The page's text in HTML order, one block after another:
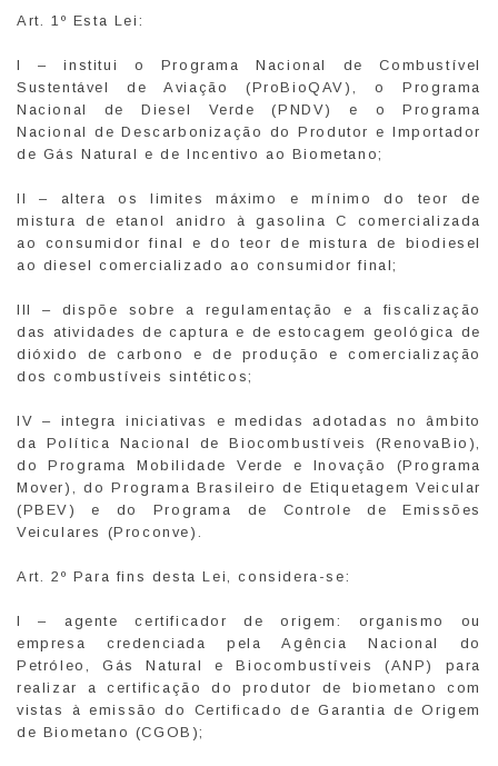
Art. 1º Esta Lei:
I – institui o Programa Nacional de Combustível
Sustentável de Aviação (ProBioQAV), o Programa
Nacional de Diesel Verde (PNDV) e o Programa
Nacional de Descarbonização do Produtor e Importador
de Gás Natural e de Incentivo ao Biometano;
II – altera os limites máximo e mínimo do teor de
mistura de etanol anidro à gasolina C comercializada
ao consumidor final e do teor de mistura de biodiesel
ao diesel comercializado ao consumidor final;
III – dispõe sobre a regulamentação e a fiscalização
das atividades de captura e de estocagem geológica de
dióxido de carbono e de produção e comercialização
dos combustíveis sintéticos;
IV – integra iniciativas e medidas adotadas no âmbito
da Política Nacional de Biocombustíveis (RenovaBio),
do Programa Mobilidade Verde e Inovação (Programa
Mover), do Programa Brasileiro de Etiquetagem Veicular
(PBEV) e do Programa de Controle de Emissões
Veiculares (Proconve).
Art. 2º Para fins desta Lei, considera-se:
I – agente certificador de origem: organismo ou
empresa credenciada pela Agência Nacional do
Petróleo, Gás Natural e Biocombustíveis (ANP) para
realizar a certificação do produtor de biometano com
vistas à emissão do Certificado de Garantia de Origem
de Biometano (CGOB);